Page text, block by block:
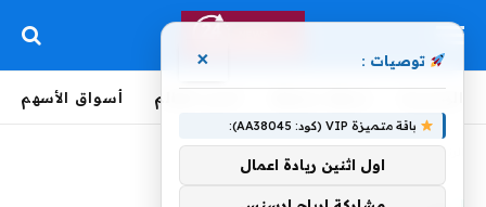
أخبار العالم أسواق الأسهم
توصيات : ×
باقة متميزة VIP (كود: AA38045):
اول اثنين ريادة اعمال